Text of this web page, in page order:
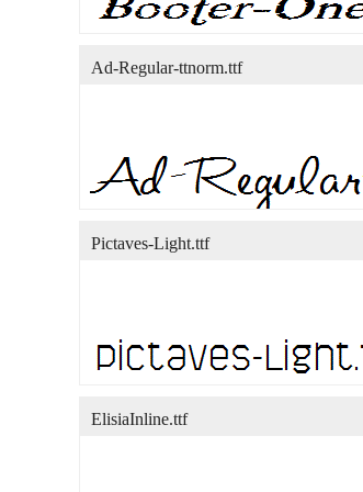
Ad-Regular-ttnorm.ttf
Pictaves-Light.ttf
ElisiaInline.ttf